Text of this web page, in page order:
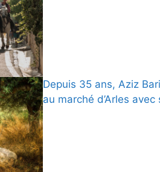
Depuis 35 ans, Aziz
au marché d’Arles avec